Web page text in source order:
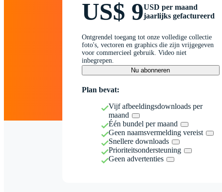
US$ 9USD per maand
jaarlijks gefactureerd
Ontgrendel toegang tot onze volledige collectie
foto's, vectoren en graphics die zijn vrijgegeven
voor commercieel gebruik. Video niet
inbegrepen.
Nu abonneren
Plan bevat:
Vijf afbeeldingsdownloads per
maand
Één bundel per maand
Geen naamsvermelding vereist
Snellere downloads
Prioriteitsondersteuning
Geen advertenties